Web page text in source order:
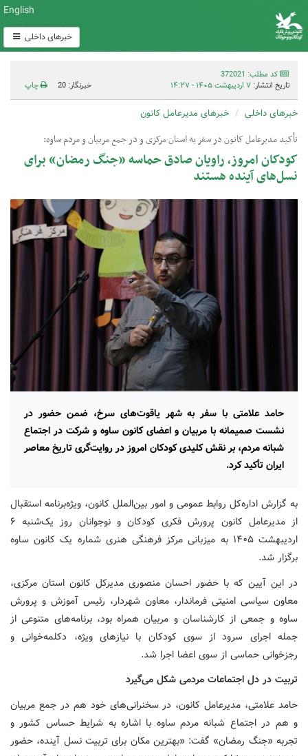
English
خبرهای داخلی
کد مطلب: 372021
تاریخ انتشار: ۷ اردیبهشت ۱۴۰۵ - ۱۴:۲۷ خبرنگار: 20 چاپ
خبرهای داخلی خبرهای مدیرعامل کانون
تأکید مدیرعامل کانون در سفر به استان مرکزی و در جمع مربیان و مردم ساوه:
کودکان امروز، راویان صادق حماسه «جنگ رمضان» برای
نسل‌های آینده هستند
حامد علامتی با سفر به شهر یاقوت‌های سرخ، ضمن حضور در
نشست صمیمانه با مربیان و اعضای کانون ساوه و شرکت در اجتماع
شبانه مردم، بر نقش کلیدی کودکان امروز در روایت‌گری تاریخ معاصر
ایران تأکید کرد.
به گزارش اداره‌کل روابط عمومی و امور بین‌الملل کانون، ویژه‌برنامه استقبال
از مدیرعامل کانون پرورش فکری کودکان و نوجوانان روز یک‌شنبه ۶
اردیبهشت ۱۴۰۵ به میزبانی مرکز فرهنگی هنری شماره یک کانون ساوه
برگزار شد.
در این آیین که با حضور احسان منصوری مدیرکل کانون استان مرکزی،
معاون سیاسی امنیتی فرماندار، معاون شهردار، رئیس آموزش و پرورش
ساوه و جمعی از کارشناسان و مربیان همراه بود، برنامه‌های متنوعی از
جمله اجرای سرود از سوی کودکان با نیازهای ویژه، دکلمه‌خوانی و
رجزخوانی حماسی از سوی اعضا اجرا شد.
تربیت در دل اجتماعات مردمی شکل می‌گیرد
حامد علامتی، مدیرعامل کانون، در سخنرانی‌های خود هم در جمع مربیان
و هم در اجتماع شبانه مردم ساوه با اشاره به شرایط حساس کشور و
تجربه «جنگ رمضان» گفت: «بهترین مکان برای تربیت نسل آینده، حضور